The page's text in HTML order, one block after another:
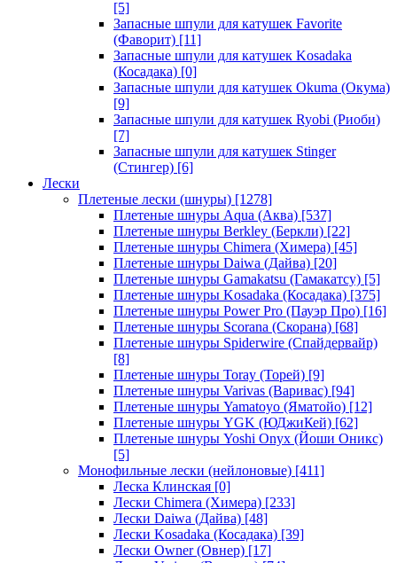
[5]
Запасные шпули для катушек Favorite
(Фаворит) [11]
Запасные шпули для катушек Kosadaka
(Косадака) [0]
Запасные шпули для катушек Okuma (Окума)
[9]
Запасные шпули для катушек Ryobi (Риоби)
[7]
Запасные шпули для катушек Stinger
(Стингер) [6]
Лески
Плетеные лески (шнуры) [1278]
Плетеные шнуры Aqua (Аква) [537]
Плетеные шнуры Berkley (Беркли) [22]
Плетеные шнуры Chimera (Химера) [45]
Плетеные шнуры Daiwa (Дайва) [20]
Плетеные шнуры Gamakatsu (Гамакатсу) [5]
Плетеные шнуры Kosadaka (Косадака) [375]
Плетеные шнуры Power Pro (Пауэр Про) [16]
Плетеные шнуры Scorana (Скорана) [68]
Плетеные шнуры Spiderwire (Спайдервайр)
[8]
Плетеные шнуры Toray (Торей) [9]
Плетеные шнуры Varivas (Варивас) [94]
Плетеные шнуры Yamatoyo (Яматойо) [12]
Плетеные шнуры YGK (ЮДжиКей) [62]
Плетеные шнуры Yoshi Onyx (Йоши Оникс)
[5]
Монофильные лески (нейлоновые) [411]
Леска Клинская [0]
Лески Chimera (Химера) [233]
Лески Daiwa (Дайва) [48]
Лески Kosadaka (Косадака) [39]
Лески Owner (Овнер) [17]